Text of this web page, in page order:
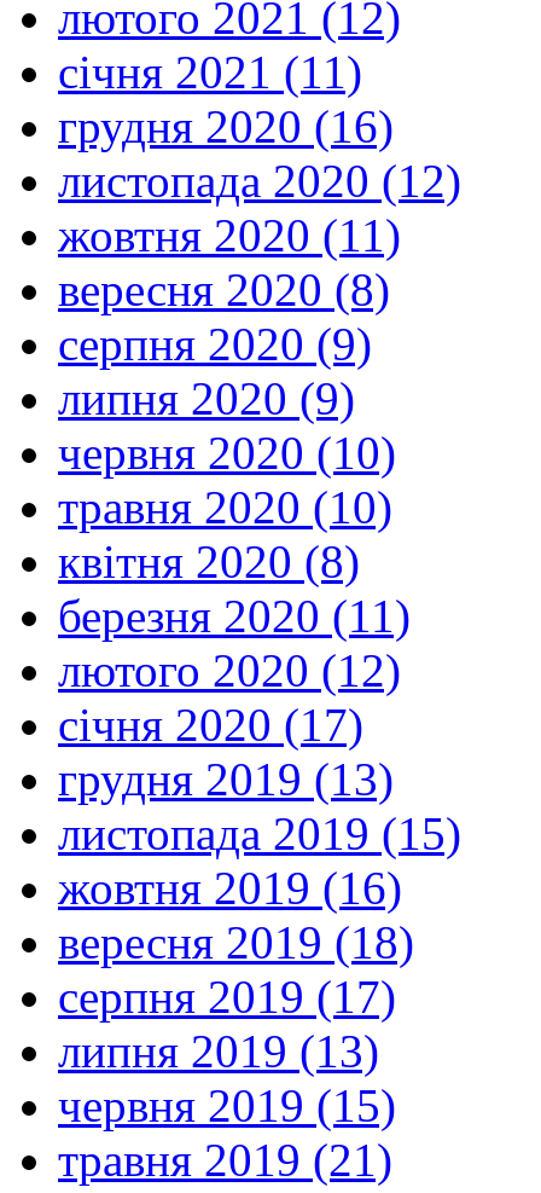
лютого 2021 (12)
січня 2021 (11)
грудня 2020 (16)
листопада 2020 (12)
жовтня 2020 (11)
вересня 2020 (8)
серпня 2020 (9)
липня 2020 (9)
червня 2020 (10)
травня 2020 (10)
квітня 2020 (8)
березня 2020 (11)
лютого 2020 (12)
січня 2020 (17)
грудня 2019 (13)
листопада 2019 (15)
жовтня 2019 (16)
вересня 2019 (18)
серпня 2019 (17)
липня 2019 (13)
червня 2019 (15)
травня 2019 (21)